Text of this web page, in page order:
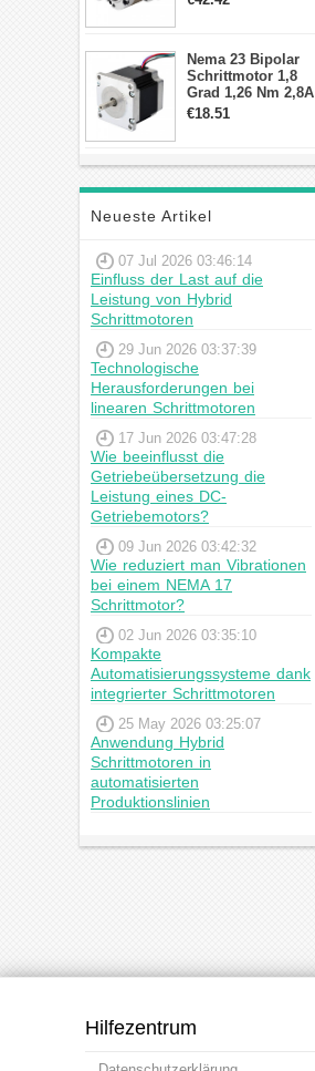
Nema 23 Bipolar
Schrittmotor 1,8
Grad 1,26 Nm 2,8A
2,5V 4 Drähte
€18.51
Neueste Artikel
07 Jul 2026 03:46:14
Einfluss der Last auf die
Leistung von Hybrid
Schrittmotoren
29 Jun 2026 03:37:39
Technologische
Herausforderungen bei
linearen Schrittmotoren
17 Jun 2026 03:47:28
Wie beeinflusst die
Getriebeübersetzung die
Leistung eines DC-
Getriebemotors?
09 Jun 2026 03:42:32
Wie reduziert man Vibrationen
bei einem NEMA 17
Schrittmotor?
02 Jun 2026 03:35:10
Kompakte
Automatisierungssysteme dank
integrierter Schrittmotoren
25 May 2026 03:25:07
Anwendung Hybrid
Schrittmotoren in
automatisierten
Produktionslinien
Hilfezentrum